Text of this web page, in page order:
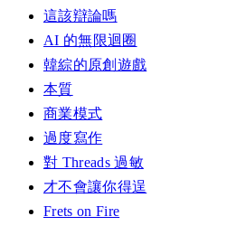
這該辯論嗎
AI 的無限迴圈
韓綜的原創遊戲
本質
商業模式
過度寫作
對 Threads 過敏
才不會讓你得逞
Frets on Fire